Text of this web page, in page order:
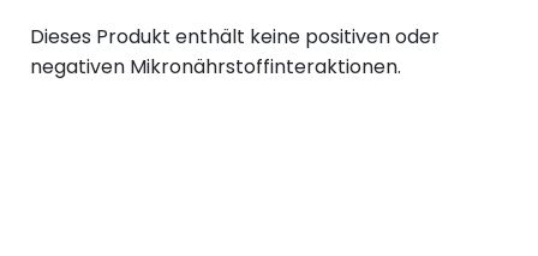
Dieses Produkt enthält keine positiven oder
negativen Mikronährstoffinteraktionen.